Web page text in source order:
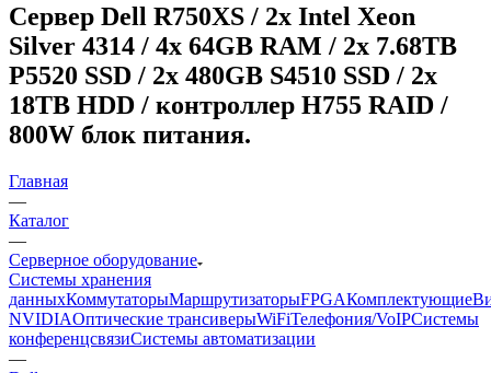
Сервер Dell R750XS / 2x Intel Xeon
Silver 4314 / 4x 64GB RAM / 2x 7.68TB
P5520 SSD / 2x 480GB S4510 SSD / 2x
18TB HDD / контроллер H755 RAID /
800W блок питания.
Главная
—
Каталог
—
Серверное оборудование
Системы хранения
данныхКоммутаторыМаршрутизаторыFPGAКомплектующие
NVIDIAОптические трансиверыWiFiТелефония/VoIPСистемы
конференцсвязиСистемы автоматизации
—